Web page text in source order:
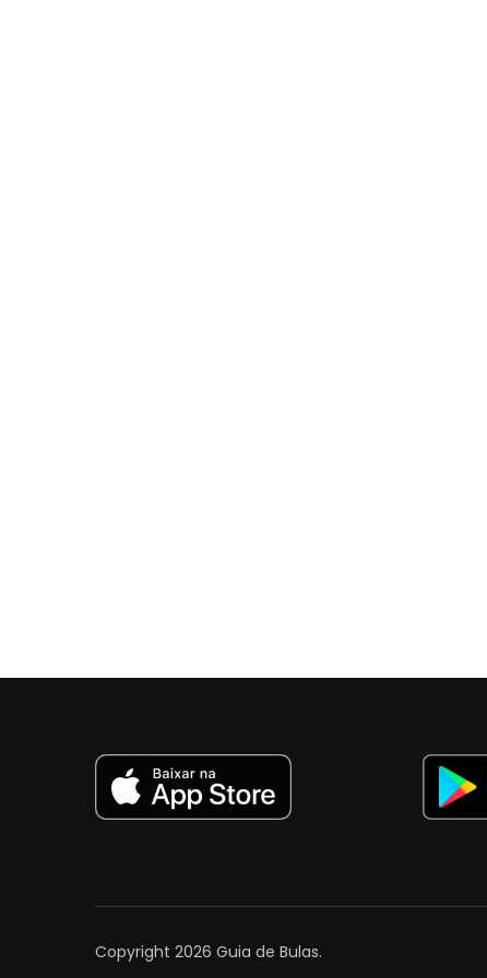
Copyright 2026 Guia de Bulas.